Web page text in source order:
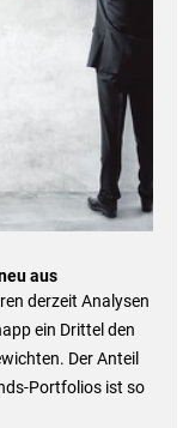
aus
derzeit Analysen
ein Drittel den
Der Anteil
Portfolios ist so